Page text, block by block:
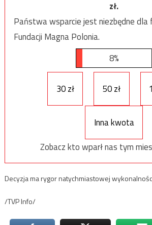
zł.
Państwa wsparcie jest niezbędne dla
Fundacji Magna Polonia.
8%
30 zł 50 zł
Inna kwota
Zobacz kto wparł nas tym
Decyzja ma rygor natychmiastowej
/TVP Info/